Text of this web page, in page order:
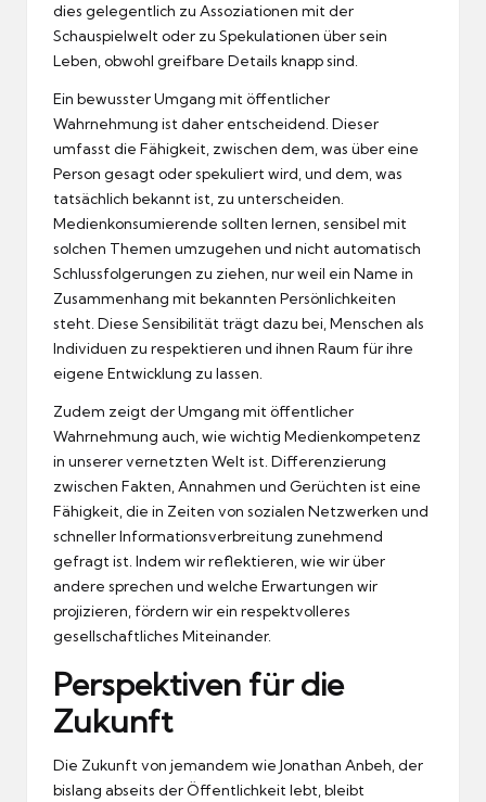
dies gelegentlich zu Assoziationen mit der
Schauspielwelt oder zu Spekulationen über sein
Leben, obwohl greifbare Details knapp sind.
Ein bewusster Umgang mit öffentlicher
Wahrnehmung ist daher entscheidend. Dieser
umfasst die Fähigkeit, zwischen dem, was über eine
Person gesagt oder spekuliert wird, und dem, was
tatsächlich bekannt ist, zu unterscheiden.
Medienkonsumierende sollten lernen, sensibel mit
solchen Themen umzugehen und nicht automatisch
Schlussfolgerungen zu ziehen, nur weil ein Name in
Zusammenhang mit bekannten Persönlichkeiten
steht. Diese Sensibilität trägt dazu bei, Menschen als
Individuen zu respektieren und ihnen Raum für ihre
eigene Entwicklung zu lassen.
Zudem zeigt der Umgang mit öffentlicher
Wahrnehmung auch, wie wichtig Medienkompetenz
in unserer vernetzten Welt ist. Differenzierung
zwischen Fakten, Annahmen und Gerüchten ist eine
Fähigkeit, die in Zeiten von sozialen Netzwerken und
schneller Informationsverbreitung zunehmend
gefragt ist. Indem wir reflektieren, wie wir über
andere sprechen und welche Erwartungen wir
projizieren, fördern wir ein respektvolleres
gesellschaftliches Miteinander.
Perspektiven für die
Zukunft
Die Zukunft von jemandem wie Jonathan Anbeh, der
bislang abseits der Öffentlichkeit lebt, bleibt